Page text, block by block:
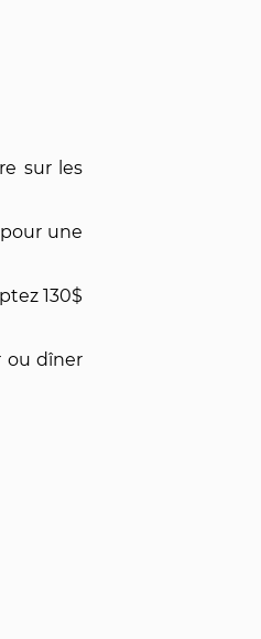
sur les
une
130$
ou dîner